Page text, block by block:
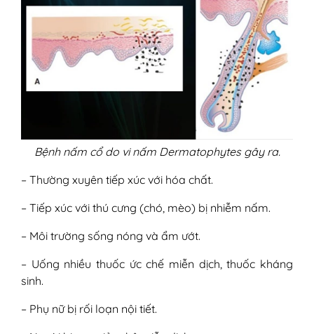
Bệnh nấm cổ do vi nấm Dermatophytes gây ra.
– Thường xuyên tiếp xúc với hóa chất.
– Tiếp xúc với thú cưng (chó, mèo) bị nhiễm nấm.
– Môi trường sống nóng và ẩm ướt.
– Uống nhiều thuốc ức chế miễn dịch, thuốc kháng
sinh.
– Phụ nữ bị rối loạn nội tiết.